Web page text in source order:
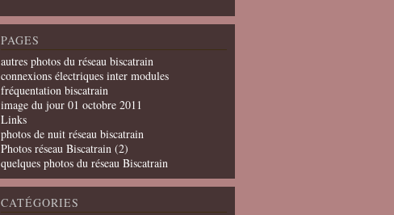
PAGES
autres photos du réseau biscatrain
connexions électriques inter modules
fréquentation biscatrain
image du jour 01 octobre 2011
Links
photos de nuit réseau biscatrain
Photos réseau Biscatrain (2)
quelques photos du réseau Biscatrain
CATÉGORIES